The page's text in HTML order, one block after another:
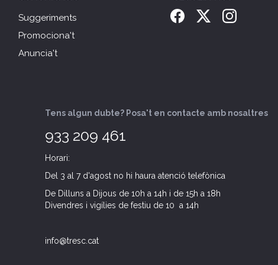
Suggeriments
Promociona't
Anuncia't
Tens algun dubte? Posa't en contacte amb nosaltres
933 209 461
Horari:
Del 3 al 7 d'agost no hi haura atenció telefònica
De Dilluns a Dijous de 10h a 14h i de 15h a 18h
Divendres i vigílies de festiu de 10 a 14h
info@tresc.cat